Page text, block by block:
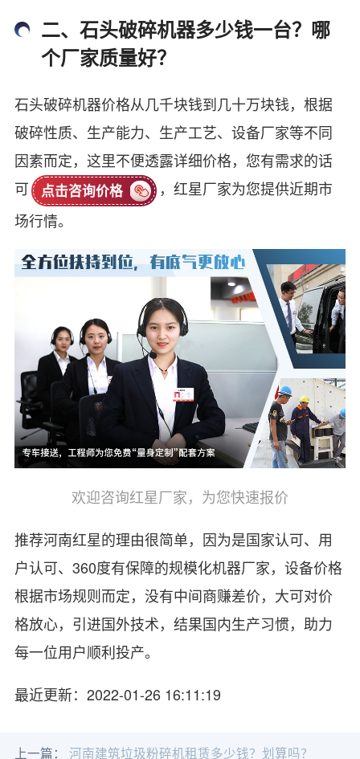
二、石头破碎机器多少钱一台？哪
个厂家质量好？
石头破碎机器价格从几千块钱到几十万块钱，根据
破碎性质、生产能力、生产工艺、设备厂家等不同
因素而定，这里不便透露详细价格，您有需求的话
可
点击咨询价格
，红星厂家为您提供近期市
场行情。
欢迎咨询红星厂家，为您快速报价
推荐河南红星的理由很简单，因为是国家认可、用
户认可、360度有保障的规模化机器厂家，设备价格
根据市场规则而定，没有中间商赚差价，大可对价
格放心，引进国外技术，结果国内生产习惯，助力
每一位用户顺利投产。
最近更新：2022-01-26 16:11:19
上一篇： 河南建筑垃圾粉碎机租赁多少钱？划算吗？